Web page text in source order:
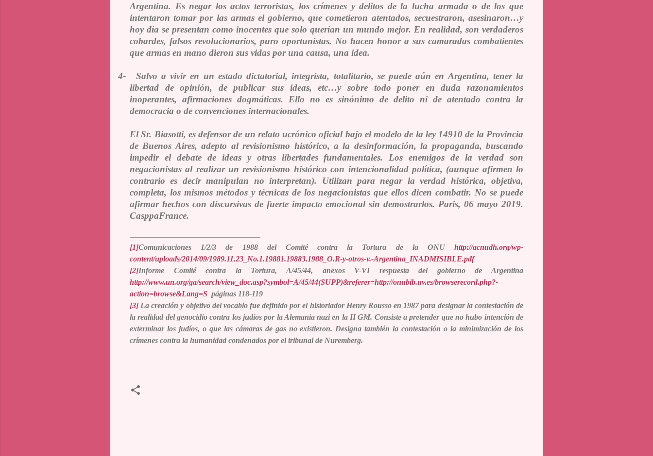
Argentina. Es negar los actos terroristas, los crímenes y delitos de la lucha armada o de los que
intentaron tomar por las armas el gobierno, que cometieron atentados, secuestraron, asesinaron…y
hoy día se presentan como inocentes que solo querían un mundo mejor. En realidad, son verdaderos
cobardes, falsos revolucionarios, puro oportunistas. No hacen honor a sus camaradas combatientes
que armas en mano dieron sus vidas por una causa, una idea.
4-
Salvo a vivir en un estado dictatorial, integrista, totalitario, se puede aún en Argentina, tener la
libertad de opinión, de publicar sus ideas, etc…y sobre todo poner en duda razonamientos
inoperantes, afirmaciones dogmáticas. Ello no es sinónimo de delito ni de atentado contra la
democracia o de convenciones internacionales.
El Sr. Biasotti, es defensor de un relato ucrónico oficial bajo el modelo de la ley 14910 de la Provincia
de Buenos Aires, adepto al revisionismo histórico, a la desinformación, la propaganda, buscando
impedir el debate de ideas y otras libertades fundamentales. Los enemigos de la verdad son
negacionistas al realizar un revisionismo histórico con intencionalidad política, (aunque afirmen lo
contrario es decir manipulan no interpretan). Utilizan para negar la verdad histórica, objetiva,
completa, los mismos métodos y técnicas de los negacionistas que ellos dicen combatir. No se puede
afirmar hechos con discursivas de fuerte impacto emocional sin demostrarlos. Paris, 06 mayo 2019.
CasppaFrance.
[1]Comunicaciones 1/2/3 de 1988 del Comité contra la Tortura de la ONU http://acnudh.org/wp-
content/uploads/2014/09/1989.11.23_No.1.19881.19883.1988_O.R-y-otros-v.-Argentina_INADMISIBLE.pdf
[2]Informe Comité contra la Tortura, A/45/44, anexos V-VI respuesta del gobierno de Argentina
http://www.un.org/ga/search/view_doc.asp?symbol=A/45/44(SUPP)&referer=http://onubib.uv.es/browserecord.php?-
action=browse&Lang=S páginas 118-119
[3] La creación y objetivo del vocablo fue definido por el historiador Henry Rousso en 1987 para designar la contestación de
la realidad del genocidio contra los judíos por la Alemania nazi en la II GM. Consiste a pretender que no hubo intención de
exterminar los judíos, o que las cámaras de gas no existieron. Designa también la contestación o la minimización de los
crímenes contra la humanidad condenados por el tribunal de Nuremberg.